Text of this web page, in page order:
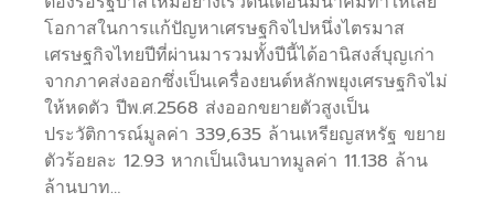
โอกาสในการแก้ปัญหาเศรษฐกิจไปหนึ่งไตรมาส
เศรษฐกิจไทยปีที่ผ่านมารวมทั้งปีนี้ได้อานิสงส์บุญเก่า
จากภาคส่งออกซึ่งเป็นเครื่องยนต์หลักพยุงเศรษฐกิจไม่
ให้หดตัว ปีพ.ศ.2568 ส่งออกขยายตัวสูงเป็น
ประวัติการณ์มูลค่า 339,635 ล้านเหรียญสหรัฐ ขยาย
ตัวร้อยละ 12.93 หากเป็นเงินบาทมูลค่า 11.138 ล้าน
ล้านบาท…